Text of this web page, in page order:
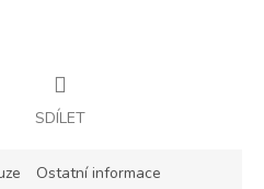
SDÍLET
Ostatní informace